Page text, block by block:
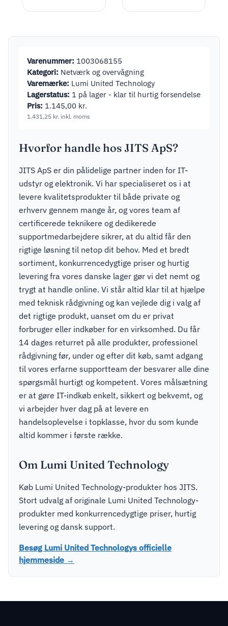
Varenummer: 1003068155
Kategori: Netværk og overvågning
Varemærke: Lumi United Technology
Lagerstatus: 1 på lager - klar til hurtig forsendelse
Pris: 1.145,00 kr.
1.431,25 kr. inkl. moms
Hvorfor handle hos JITS ApS?
JITS ApS er din pålidelige partner inden for IT-
udstyr og elektronik. Vi har specialiseret os i at
levere kvalitetsprodukter til både private og
erhverv gennem mange år, og vores team af
certificerede teknikere og dedikerede
supportmedarbejdere sikrer, at du altid får den
rigtige løsning til netop dit behov. Med et bredt
sortiment, konkurrencedygtige priser og hurtig
levering fra vores danske lager gør vi det nemt og
trygt at handle online. Vi står altid klar til at hjælpe
med teknisk rådgivning og kan vejlede dig i valg af
det rigtige produkt, uanset om du er privat
forbruger eller indkøber for en virksomhed. Du får
14 dages returret på alle produkter, professionel
rådgivning før, under og efter dit køb, samt adgang
til vores erfarne supportteam der besvarer alle dine
spørgsmål hurtigt og kompetent. Vores målsætning
er at gøre IT-indkøb enkelt, sikkert og bekvemt, og
vi arbejder hver dag på at levere en
handelsoplevelse i topklasse, hvor du som kunde
altid kommer i første række.
Om Lumi United Technology
Køb Lumi United Technology-produkter hos JITS.
Stort udvalg af originale Lumi United Technology-
produkter med konkurrencedygtige priser, hurtig
levering og dansk support.
Besøg Lumi United Technologys officielle
hjemmeside →